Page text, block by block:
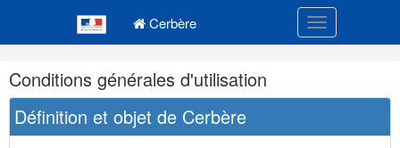
Cerbère Toggle
Navigation
et
outils
annexes
Conditions générales d'utilisation
Définition et objet de Cerbère